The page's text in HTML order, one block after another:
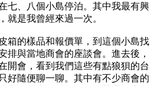
七、八個小島停泊。其中我最有興
就是我曾經來過一次。
箱的樣品和報價單，到這個小島找
排與當地商會的座談會。進去後，
開會，看到我們這些有點狼狽的台
好隨便聊一聊。其中有不少商會的